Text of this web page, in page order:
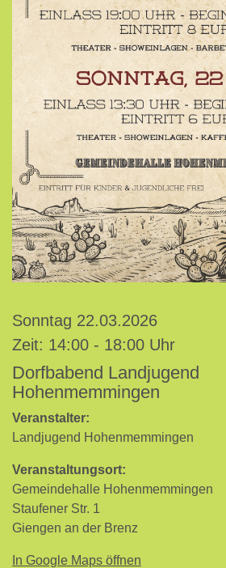
Sonntag 22.03.2026
Zeit: 14:00 - 18:00 Uhr
Dorfbabend Landjugend
Hohenmemmingen
Veranstalter:
Landjugend Hohenmemmingen
Veranstaltungsort:
Gemeindehalle Hohenmemmingen
Staufener Str. 1
Giengen an der Brenz
In Google Maps öffnen